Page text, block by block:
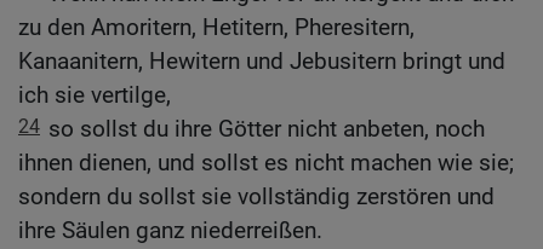
zu den Amoritern, Hetitern, Pheresitern,
Kanaanitern, Hewitern und Jebusitern bringt und
ich sie vertilge,
24 so sollst du ihre Götter nicht anbeten, noch
ihnen dienen, und sollst es nicht machen wie sie;
sondern du sollst sie vollständig zerstören und
ihre Säulen ganz niederreißen.